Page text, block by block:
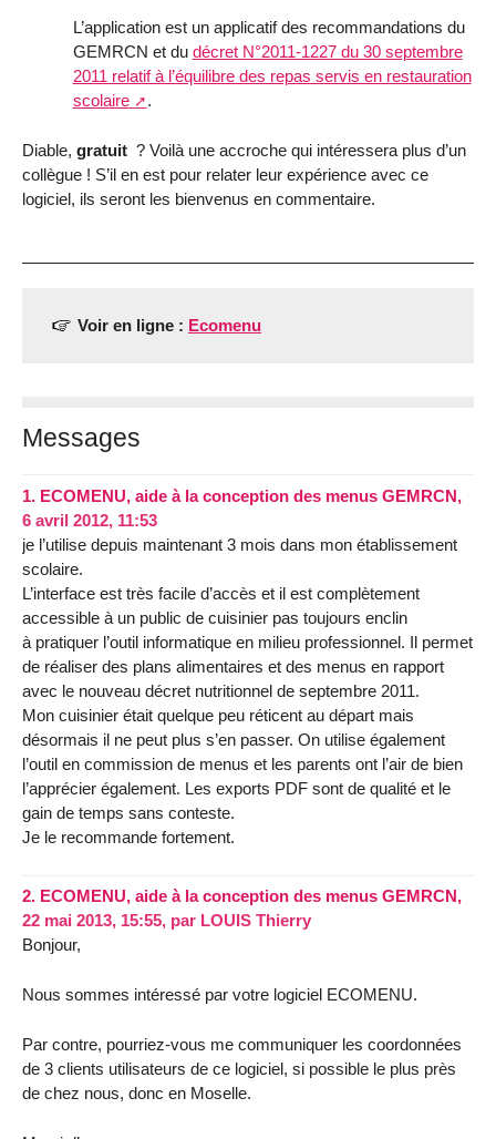
L’application est un applicatif des recommandations du
GEMRCN et du décret N°2011-1227 du 30 septembre
2011 relatif à l’équilibre des repas servis en restauration
scolaire
.
Diable, gratuit ? Voilà une accroche qui intéressera plus d’un
collègue ! S’il en est pour relater leur expérience avec ce
logiciel, ils seront les bienvenus en commentaire.
Voir en ligne : Ecomenu
Messages
1. ECOMENU, aide à la conception des menus GEMRCN,
6 avril 2012, 11:53
je l’utilise depuis maintenant 3 mois dans mon établissement
scolaire.
L’interface est très facile d’accès et il est complètement
accessible à un public de cuisinier pas toujours enclin
à pratiquer l’outil informatique en milieu professionnel. Il permet
de réaliser des plans alimentaires et des menus en rapport
avec le nouveau décret nutritionnel de septembre 2011.
Mon cuisinier était quelque peu réticent au départ mais
désormais il ne peut plus s’en passer. On utilise également
l’outil en commission de menus et les parents ont l’air de bien
l’apprécier également. Les exports PDF sont de qualité et le
gain de temps sans conteste.
Je le recommande fortement.
2. ECOMENU, aide à la conception des menus GEMRCN,
22 mai 2013, 15:55, par LOUIS Thierry
Bonjour,
Nous sommes intéressé par votre logiciel ECOMENU.
Par contre, pourriez-vous me communiquer les coordonnées
de 3 clients utilisateurs de ce logiciel, si possible le plus près
de chez nous, donc en Moselle.